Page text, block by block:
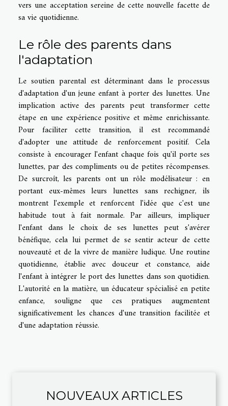
vers une acceptation sereine de cette nouvelle facette de
sa vie quotidienne.
Le rôle des parents dans
l'adaptation
Le soutien parental est déterminant dans le processus
d'adaptation d'un jeune enfant à porter des lunettes. Une
implication active des parents peut transformer cette
étape en une expérience positive et même enrichissante.
Pour faciliter cette transition, il est recommandé
d'adopter une attitude de renforcement positif. Cela
consiste à encourager l'enfant chaque fois qu'il porte ses
lunettes, par des compliments ou de petites récompenses.
De surcroît, les parents ont un rôle modélisateur : en
portant eux-mêmes leurs lunettes sans rechigner, ils
montrent l'exemple et renforcent l'idée que c'est une
habitude tout à fait normale. Par ailleurs, impliquer
l'enfant dans le choix de ses lunettes peut s'avérer
bénéfique, cela lui permet de se sentir acteur de cette
nouveauté et de la vivre de manière ludique. Une routine
quotidienne, établie avec douceur et constance, aide
l'enfant à intégrer le port des lunettes dans son quotidien.
L'autorité en la matière, un éducateur spécialisé en petite
enfance, souligne que ces pratiques augmentent
significativement les chances d'une transition facilitée et
d'une adaptation réussie.
NOUVEAUX ARTICLES